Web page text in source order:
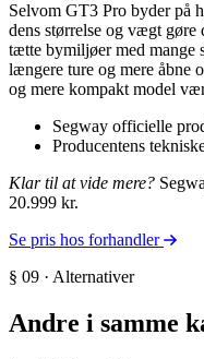
Selvom GT3 Pro byder på
dens størrelse og vægt
tætte bymiljøer med mange
længere ture og mere åbne
og mere kompakt model
Segway officielle
Producentens
Klar til at vide mere?
20.999 kr.
Se pris hos forhandler
§ 09 · Alternativer
Andre i samme